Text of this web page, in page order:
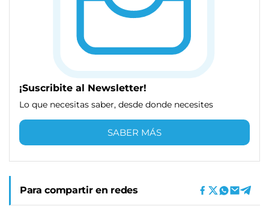
¡Suscribite al Newsletter!
Lo que necesitas saber, desde donde necesites
SABER MÁS
Para compartir en redes